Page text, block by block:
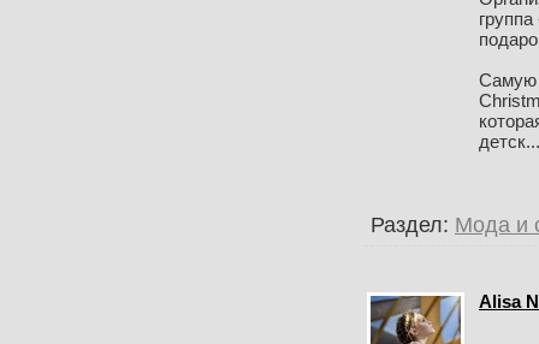
Самую
Раздел: Мода и
Alisa